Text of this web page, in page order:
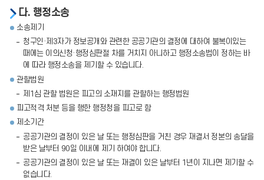
다. 행정소송
소송제기
청구인·제3자가 정보공개와 관련한 공공기관의 결정에 대하여 불복이있는
때에는 이의신청·행정심판절 차를 거치지 아니하고 행정소송법이 정하는 바
에 따라 행정소송을 제기할 수 있습니다.
관할법원
제1심 관할 법원은 피고의 소재지를 관할하는 행정법원
피고적격 처분 등을 행한 행정청을 피고로 함
제소기간
공공기관의 결정이 있은 날 또는 행정심판을 거친 경우 재결서 정본의 송달을
받은 날부터 90일 이내에 제기 하여야 합니다.
공공기관의 결정이 있은 날 또는 재결이 있은 날부터 1년이 지나면 제기할 수
없습니다.